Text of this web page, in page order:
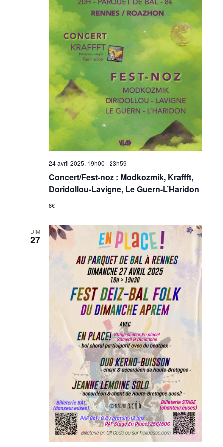
24 avril 2025, 19h00 -23h59
Concert/Fest-noz : Modkozmik, Kraffft,
Doridollou-Lavigne, Le Guern-L’Haridon
8€
DIM
27